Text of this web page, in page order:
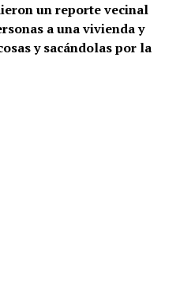
un reporte vecinal
a una vivienda y
y sacándolas por la